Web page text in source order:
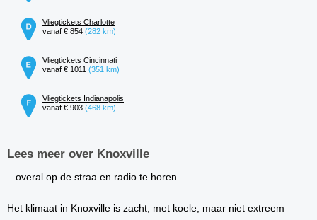
Vliegtickets Charlotte
vanaf € 854 (282 km)
Vliegtickets Cincinnati
vanaf € 1011 (351 km)
Vliegtickets Indianapolis
vanaf € 903 (468 km)
Lees meer over Knoxville
...overal op de straa en radio te horen.
Het klimaat in Knoxville is zacht, met koele, maar niet extreem